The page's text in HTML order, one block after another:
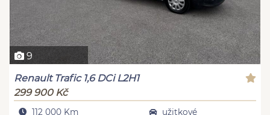
9
Renault Trafic 1,6 DCi L2H1
299 900 Kč
112 000 Km užitkové